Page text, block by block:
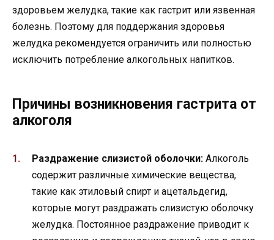
здоровьем желудка, такие как гастрит или язвенная
болезнь. Поэтому для поддержания здоровья
желудка рекомендуется ограничить или полностью
исключить потребление алкогольных напитков.
Причины возникновения гастрита от
алкоголя
Раздражение слизистой оболочки: Алкоголь
содержит различные химические вещества,
такие как этиловый спирт и ацетальдегид,
которые могут раздражать слизистую оболочку
желудка. Постоянное раздражение приводит к